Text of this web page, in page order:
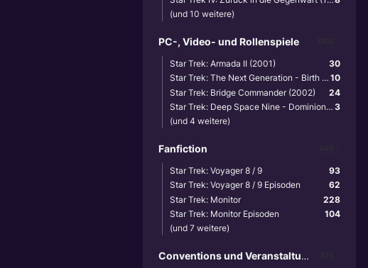
(und 10 weitere)
PC-, Video- und Rollenspiele
30
Star Trek: Armada II (2001)
10
Star Trek: The Next Generation - Birth of the Federation (1999)
24
Star Trek: Bridge Commander (2002)
3
Star Trek: Deep Space Nine - Dominion Wars (2001)
(und 4 weitere)
Fanfiction
93
Star Trek: Voyager 8 / 9
62
Star Trek: Voyager 8 / 9 Episoden
228
Star Trek: Monitor
104
Star Trek: Monitor Episoden
(und 7 weitere)
Conventions und Veranstaltungen